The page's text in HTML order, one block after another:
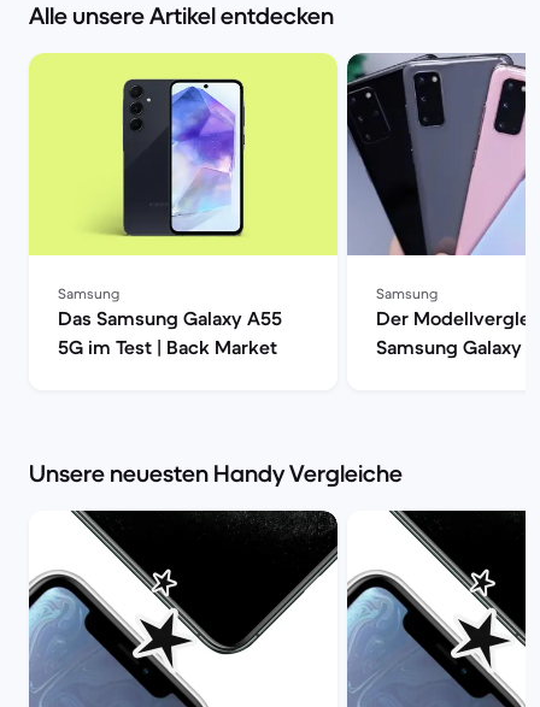
Alle unsere Artikel entdecken
Samsung
Das Samsung Galaxy A55
5G im Test | Back Market
Samsung
Der
Samsung Galaxy
Unsere neuesten Handy Vergleiche